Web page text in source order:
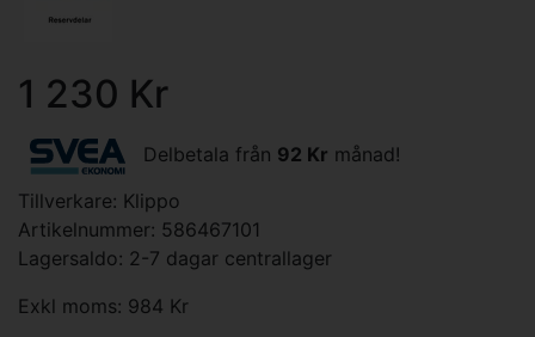
1 230 Kr
Delbetala från 92 Kr månad!
Tillverkare: Klippo
Artikelnummer: 586467101
Lagersaldo: 2-7 dagar centrallager
Exkl moms: 984 Kr